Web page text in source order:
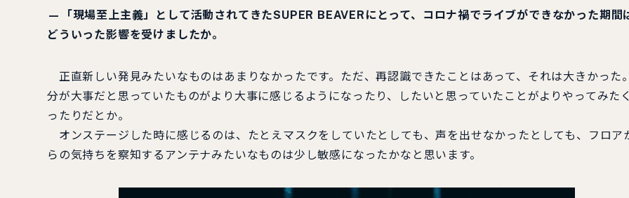
—「現場至上主義」として活動されてきたSUPER BEAVERにとって、コロナ禍でライブができなかった期間
どういった影響を受けましたか。
正直新しい発見みたいなものはあまりなかったです。ただ、再認識できたことはあって、それは大きかった
分が大事だと思っていたものがより大事に感じるようになったり、したいと思っていたことがよりやってみた
ったりだとか。
オンステージした時に感じるのは、たとえマスクをしていたとしても、声を出せなかったとしても、フロア
らの気持ちを察知するアンテナみたいなものは少し敏感になったかなと思います。